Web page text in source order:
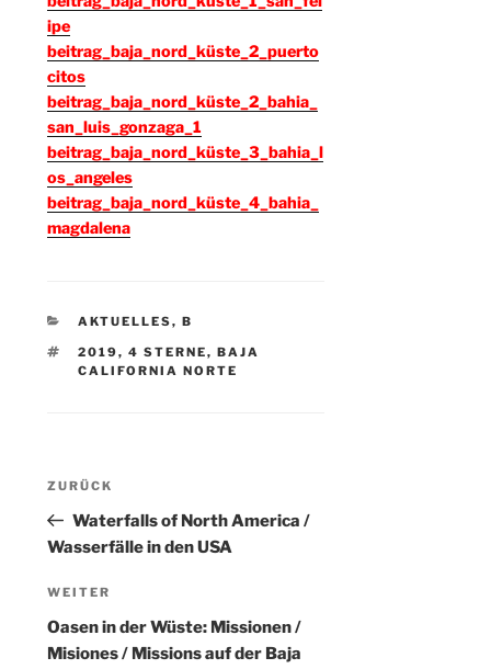
ipe
beitrag_baja_nord_küste_2_puerto
citos
beitrag_baja_nord_küste_2_bahia_
san_luis_gonzaga_1
beitrag_baja_nord_küste_3_bahia_l
os_angeles
beitrag_baja_nord_küste_4_bahia_
magdalena
KATEGORIEN
AKTUELLES, B
SCHLAGWÖRTER
2019, 4 STERNE, BAJA
CALIFORNIA NORTE
Beitragsnavigation
Vorheriger
Beitrag
ZURÜCK
Waterfalls of North America /
Wasserfälle in den USA
Nächster
Beitrag
WEITER
Oasen in der Wüste: Missionen /
Misiones / Missions auf der Baja